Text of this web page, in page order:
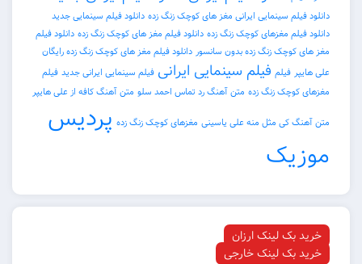
دانلود فیلم سینمایی ایرانی مغز های کوچک زنگ زده دانلود فیلم سینمایی جدید
دانلود فیلم مغزهای کوچک زنگ زده دانلود فیلم مغز های کوچک زنگ زده دانلود فیلم
مغز های کوچک زنگ زده بدون سانسور دانلود فیلم مغز های کوچک زنگ زده رایگان
علی هایپر فیلم فیلم سینمایی ایرانی فیلم سینمایی ایرانی جدید فیلم
مغزهای کوچک زنگ زده متن آهنگ رد تماس احمد سلو متن آهنگ کافه از علی هایپر
متن آهنگ کی مثل منه علی یاسینی مغزهای کوچک زنگ زده پردیس
موزیک
خرید بک لینک ارزان
خرید بک لینک خارجی